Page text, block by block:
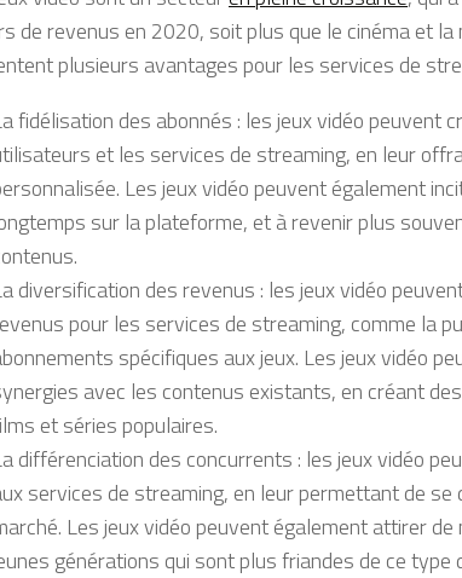
de revenus en 2020, soit plus que le cinéma et la
plusieurs avantages pour les services de
fidélisation des abonnés : les jeux vidéo peuvent
et les services de streaming, en leur
Les jeux vidéo peuvent également
sur la plateforme, et à revenir plus
diversification des revenus : les jeux vidéo
pour les services de streaming, comme la
spécifiques aux jeux. Les jeux vidéo
avec les contenus existants, en créant
et séries populaires.
différenciation des concurrents : les jeux vidéo
services de streaming, en leur permettant de
Les jeux vidéo peuvent également attirer
générations qui sont plus friandes de ce type